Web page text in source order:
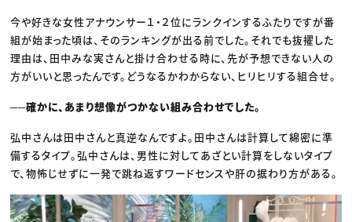
今や好きな女性アナウンサー１・２位にランクインするふたりですが番
組が始まった頃は、そのランキングが出る前でした。​それでも抜擢した
理由は、田中みな実さんと掛け合わせる時に、先が予想できない人の
方がいいと思ったんです。どうなるかわからない、ヒリヒリする組合せ。
──確かに、あまり想像がつかない組み合わせでした。
弘中さんは田中さんと真逆なんですよ。田中さんは計算して綿密に準
備するタイプ。弘中さんは、男性に対してあざとい計算をしないタイプ
で、物怖じせずに一発で跳ね返すワードセンスや肝の据わり方がある。